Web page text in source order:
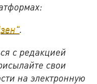
.
с редакцией
свои
на электронную